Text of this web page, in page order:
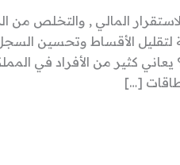
المالي , والتخلص من
لتقليل الأقساط وتحسين
يعاني كثير من الأفراد في
[…]